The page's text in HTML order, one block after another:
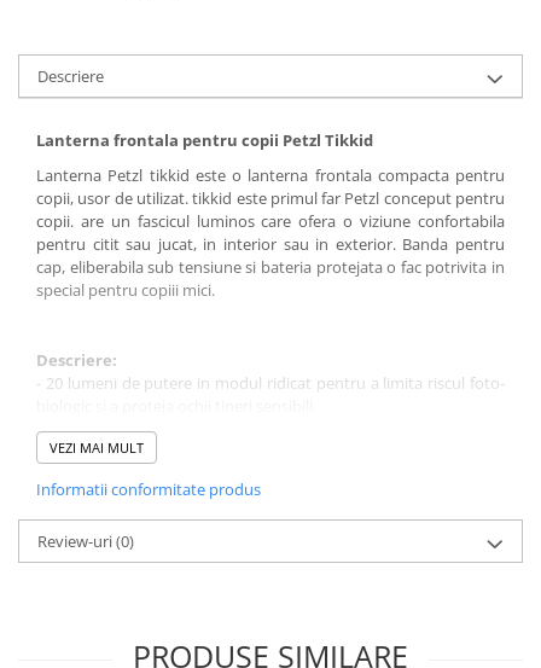
Descriere
Lanterna frontala pentru copii Petzl Tikkid
Lanterna Petzl tikkid este o lanterna frontala compacta pentru
copii, usor de utilizat. tikkid este primul far Petzl conceput pentru
copii. are un fascicul luminos care ofera o viziune confortabila
pentru citit sau jucat, in interior sau in exterior. Banda pentru
cap, eliberabila sub tensiune si bateria protejata o fac potrivita in
special pentru copiii mici.
Descriere:
- 20 lumeni de putere in modul ridicat pentru a limita riscul foto-
- usor de utilizat, cu un singur buton
- trei niveluri de iluminare:
- mare, pentru a juca in interior sau in exterior
- stroboscop alb (20 lumeni), pentru a fi vizibil de la distanta
- banda pentru cap este reglabila si eliberabila sub tensiune
- accesul la acumulator este protejat de un surub cu cap plat
- design HYBRID CONCEPT: TIKKiD vine cu trei baterii standard si
VEZI MAI MULT
Informatii conformitate produs
Review-uri(0)
PRODUSE SIMILARE